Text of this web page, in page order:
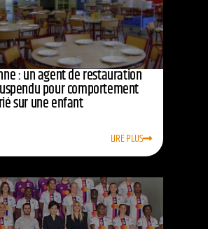
: un agent de restauration
pour comportement
sur une enfant
LIRE PLUS